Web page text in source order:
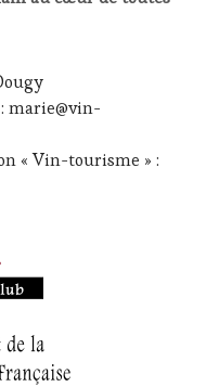
marie@vin-
« Vin-tourisme » :